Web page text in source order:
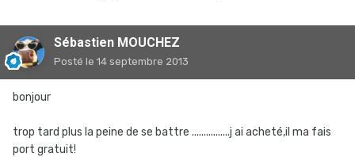
Sébastien MOUCHEZ
Posté le 14 septembre 2013
bonjour
trop tard plus la peine de se battre ................j ai acheté,il ma fais
port gratuit!